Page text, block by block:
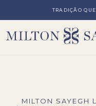
TRADIÇÃO
MILTON SAYEGH